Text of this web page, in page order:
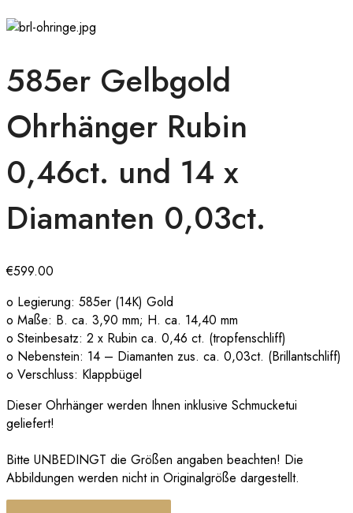
585er Gelbgold
Ohrhänger Rubin
0,46ct. und 14 x
Diamanten 0,03ct.
€599.00
o Legierung: 585er (14K) Gold
o Maße: B. ca. 3,90 mm; H. ca. 14,40 mm
o Steinbesatz: 2 x Rubin ca. 0,46 ct. (tropfenschliff)
o Nebenstein: 14 – Diamanten zus. ca. 0,03ct. (Brillantschliff)
o Verschluss: Klappbügel
Dieser Ohrhänger werden Ihnen inklusive Schmucketui
geliefert!
Bitte UNBEDINGT die Größen angaben beachten! Die
Abbildungen werden nicht in Originalgröße dargestellt.